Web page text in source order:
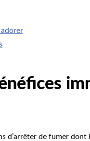
d’arrêter de fumer dont